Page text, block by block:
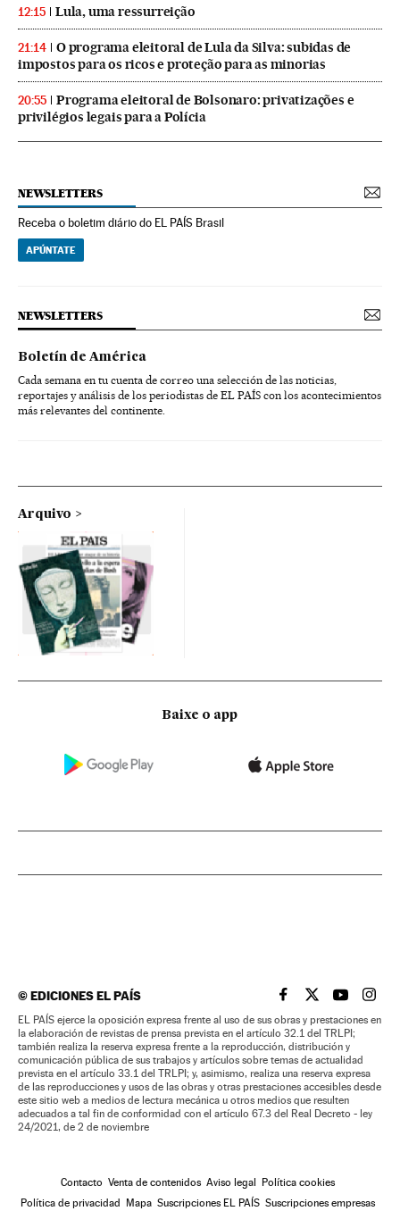
12:15 Lula, uma ressurreição
21:14
O programa eleitoral de Lula da Silva: subidas de
impostos para os ricos e proteção para as minorias
20:55
Programa eleitoral de Bolsonaro: privatizações e
privilégios legais para a Polícia
NEWSLETTERS
Receba o boletim diário do EL PAÍS Brasil
APÚNTATE
NEWSLETTERS
Boletín de América
Cada semana en tu cuenta de correo una selección de las noticias,
reportajes y análisis de los periodistas de EL PAÍS con los acontecimientos
más relevantes del continente.
Arquivo
Baixe o app
©EDICIONES EL PAÍS EL PAÍS BRASIL EN
EL PAÍSEL PAÍS
EL
EL PAÍS ejerce la oposición expresa frente al uso de sus obras y prestaciones en
la elaboración de revistas de prensa prevista en el artículo 32.1 del TRLPI;
también realiza la reserva expresa frente a la reproducción, distribución y
comunicación pública de sus trabajos y artículos sobre temas de actualidad
prevista en el artículo 33.1 del TRLPI; y, asimismo, realiza una reserva expresa
de las reproducciones y usos de las obras y otras prestaciones accesibles desde
este sitio web a medios de lectura mecánica u otros medios que resulten
adecuados a tal fin de conformidad con el artículo 67.3 del Real Decreto - ley
24/2021, de 2 de noviembre
Contacto Venta de contenidos Aviso legal Política cookies
Política de privacidad Mapa Suscripciones EL PAÍS Suscripciones empresas